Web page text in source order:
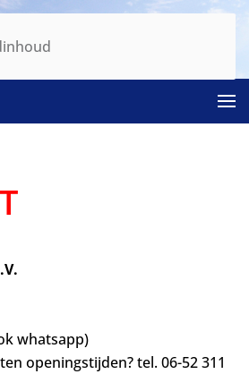
whatsapp)
openingstijden? tel. 06-52 311